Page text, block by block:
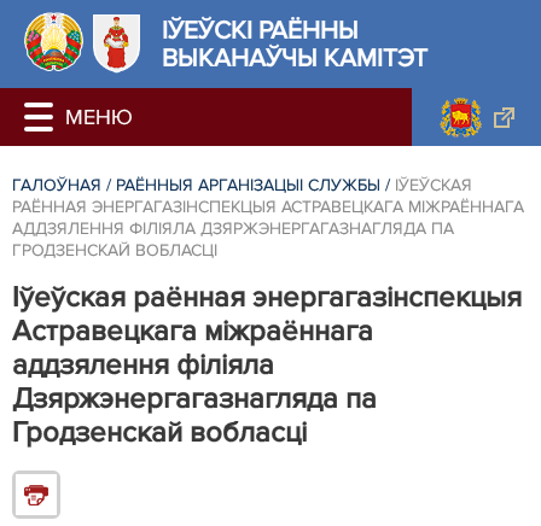
ІЎЕЎСКІ РАЁННЫ
ВЫКАНАЎЧЫ КАМІТЭТ
ГАЛОЎНАЯ / РАЁННЫЯ АРГАНІЗАЦЫІ СЛУЖБЫ / ІЎЕЎСКАЯ
РАЁННАЯ ЭНЕРГАГАЗІНСПЕКЦЫЯ АСТРАВЕЦКАГА МІЖРАЁННАГА
АДДЗЯЛЕННЯ ФІЛІЯЛА ДЗЯРЖЭНЕРГАГАЗНАГЛЯДА ПА
ГРОДЗЕНСКАЙ ВОБЛАСЦІ
Іўеўская раённая энергагазінспекцыя
Астравецкага міжраённага
аддзялення філіяла
Дзяржэнергагазнагляда па
Гродзенскай вобласці